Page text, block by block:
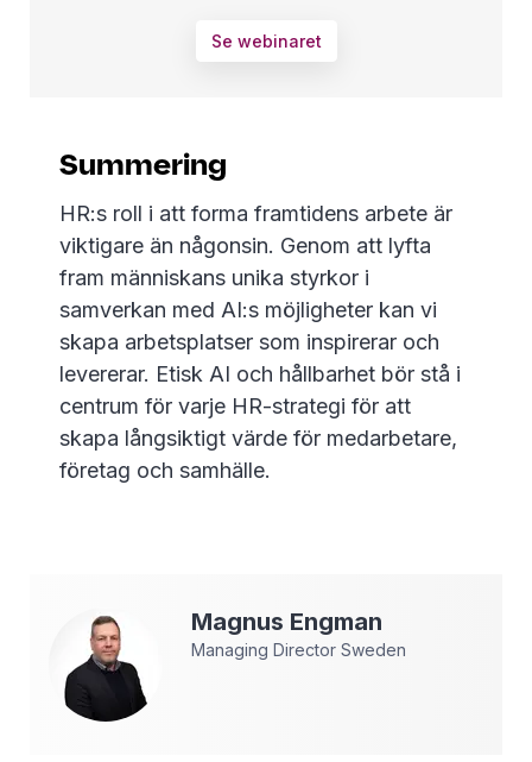
Se webinaret
Summering
HR:s roll i att forma framtidens arbete är
viktigare än någonsin. Genom att lyfta
fram människans unika styrkor i
samverkan med AI:s möjligheter kan vi
skapa arbetsplatser som inspirerar och
levererar. Etisk AI och hållbarhet bör stå i
centrum för varje HR-strategi för att
skapa långsiktigt värde för medarbetare,
företag och samhälle.
Magnus Engman
Managing Director Sweden